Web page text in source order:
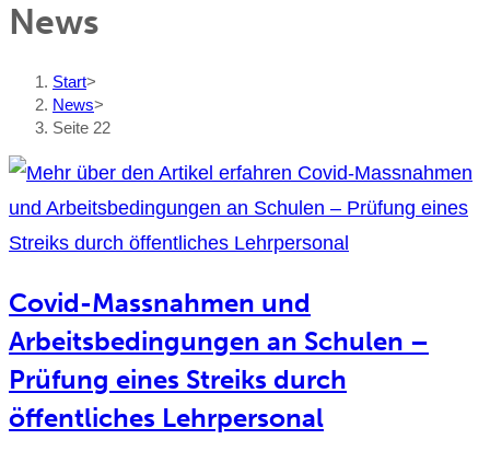
News
Start>
News>
Seite 22
Covid-Massnahmen und
Arbeitsbedingungen an Schulen –
Prüfung eines Streiks durch
öffentliches Lehrpersonal